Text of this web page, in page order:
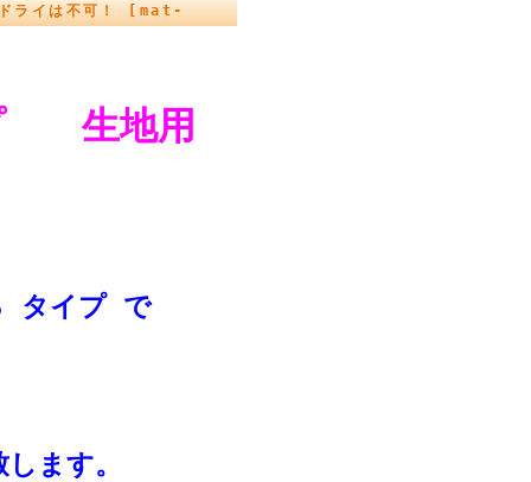
ライは不可！ [mat-
生地用
タイプ で
ます。